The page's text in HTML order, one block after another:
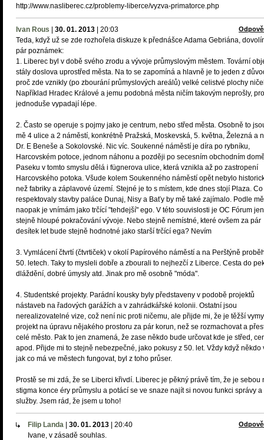
http://www.nasliberec.cz/problemy-liberce/vyzva-primatorce.php
Ivan Rous 30. 01. 2013 20:03
Teda, když už se zde rozhořela diskuze k přednášce Adama Gebriána,
pár poznámek:
1. Liberec byl v době svého zrodu a vývoje průmyslovým městem. Tovární
stály doslova uprostřed města. Na to se zapomíná a hlavně je to jeden z
proč zde vznikly (po zbourání průmyslových areálů) velké celistvé plochy
Například Hradec Králové a jemu podobná města ničím takovým neprošly,
jednoduše vypadají lépe.
2. Často se operuje s pojmy jako je centrum, nebo střed města. Osobně to
mě 4 ulice a 2 náměstí, konkrétně Pražská, Moskevská, 5. května, Železná a
Dr. E Beneše a Sokolovské. Nic víc. Soukenné náměstí je díra po rybníku,
Harcovském potoce, jednom náhonu a později po secesním obchodním
Paseku v tomto smyslu dělá i fügnerova ulice, která vznikla až po zastropení
Harcovského potoka. Všude kolem Soukenného náměstí opět nebylo
než fabriky a záplavové území. Stejné je to s místem, kde dnes stojí Plaza. Co
respektovaly stavby paláce Dunaj, Nisy a Baťy by mě také zajímalo. Podle
naopak je vnímám jako trčící "tehdejší" ego. V této souvislosti je OC Fórum jen
stejně hloupé pokračování vývoje. Nebo stejně nemístné, které ovšem za pár
desítek let bude stejně hodnotné jako starší trčící ega? Nevím
3. Vymlácení čtvrtí (čtvrtiček) v okolí Papírového náměstí a na Perštýně
50. letech. Taky to mysleli dobře a zbourali to nejhezčí z Liberce. Cesta do
dláždění, dobré úmysly atd. Jinak pro mě osobně "móda".
4. Studentské projekty. Parádní kousky byly představeny v podobě projektů
nástaveb na řadových garážích a v zahrádkářské kolonii. Ostatní jsou
nerealizovatelné vize, což není nic proti ničemu, ale přijde mi, že je těžší
projekt na úpravu nějakého prostoru za pár korun, než se rozmachovat a
celé město. Pak to jen znamená, že zase někdo bude určovat kde je střed,
apod. Přijde mi to stejně nebezpečné, jako pokusy z 50. let. Vždy když někdo
jak co má ve městech fungovat, byl z toho průser.
Prostě se mi zdá, že se Liberci křivdí. Liberec je pěkný právě tím, že je sebou
stigma konce éry průmyslu a potácí se ve snaze najít si novou funkci správy a
služby. Jsem rád, že jsem u toho!
Filip Landa 30. 01. 2013 20:40
Ivane, v zásadě souhlas.